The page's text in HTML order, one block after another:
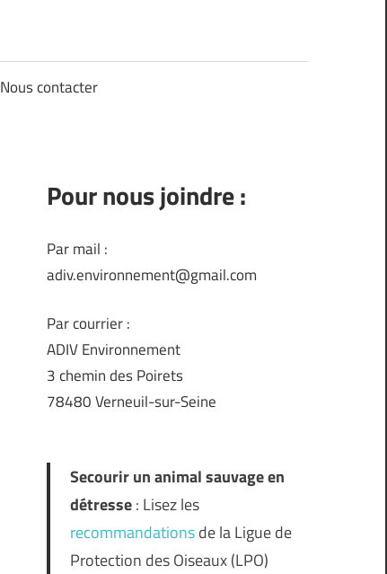
Nous contacter
Pour nous joindre :
Par mail :
adiv.environnement@gmail.com
Par courrier :
ADIV Environnement
3 chemin des Poirets
78480 Verneuil-sur-Seine
Secourir un animal sauvage en
détresse: Lisez les
recommandationsde la Ligue de
Protection des Oiseaux (LPO)